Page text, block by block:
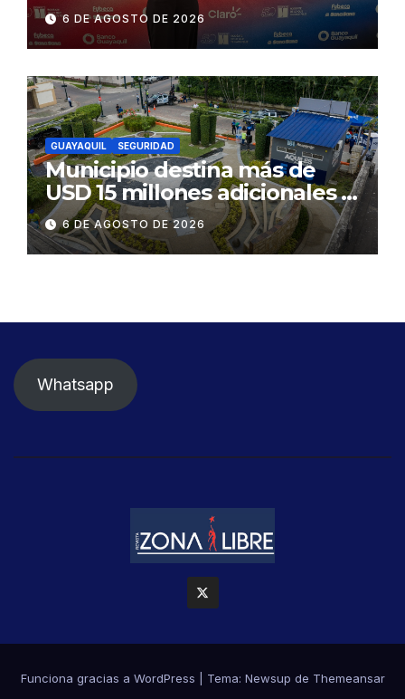
influyentes del Ecuador
6 DE AGOSTO DE 2026
GUAYAQUIL SEGURIDAD
Municipio destina más de
USD 15 millones adicionales a
SEGURA EP para fortalecer la
seguridad ciudadana
6 DE AGOSTO DE 2026
Whatsapp
Funciona gracias a WordPress Tema: Newsup de Themeansar